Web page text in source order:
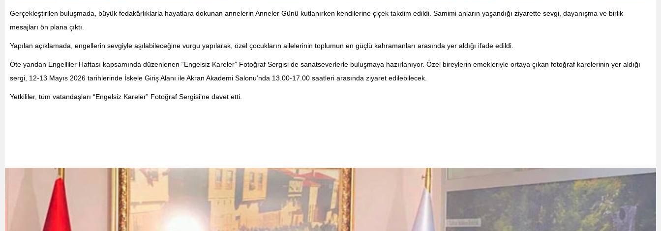
Gerçekleştirilen buluşmada, büyük fedakârlıklarla hayatlara dokunan annelerin Anneler Günü kutlanırken kendilerine çiçek takdim edildi. Samimi anların yaşandığı ziyarette sevgi, dayanışma ve birlik
mesajları ön plana çıktı.
Yapılan açıklamada, engellerin sevgiyle aşılabileceğine vurgu yapılarak, özel çocukların ailelerinin toplumun en güçlü kahramanları arasında yer aldığı ifade edildi.
Öte yandan Engelliler Haftası kapsamında düzenlenen “Engelsiz Kareler” Fotoğraf Sergisi de sanatseverlerle buluşmaya hazırlanıyor. Özel bireylerin emekleriyle ortaya çıkan fotoğraf karelerinin yer aldığı
sergi, 12-13 Mayıs 2026 tarihlerinde İskele Giriş Alanı ile Akran Akademi Salonu’nda 13.00-17.00 saatleri arasında ziyaret edilebilecek.
Yetkililer, tüm vatandaşları “Engelsiz Kareler” Fotoğraf Sergisi’ne davet etti.